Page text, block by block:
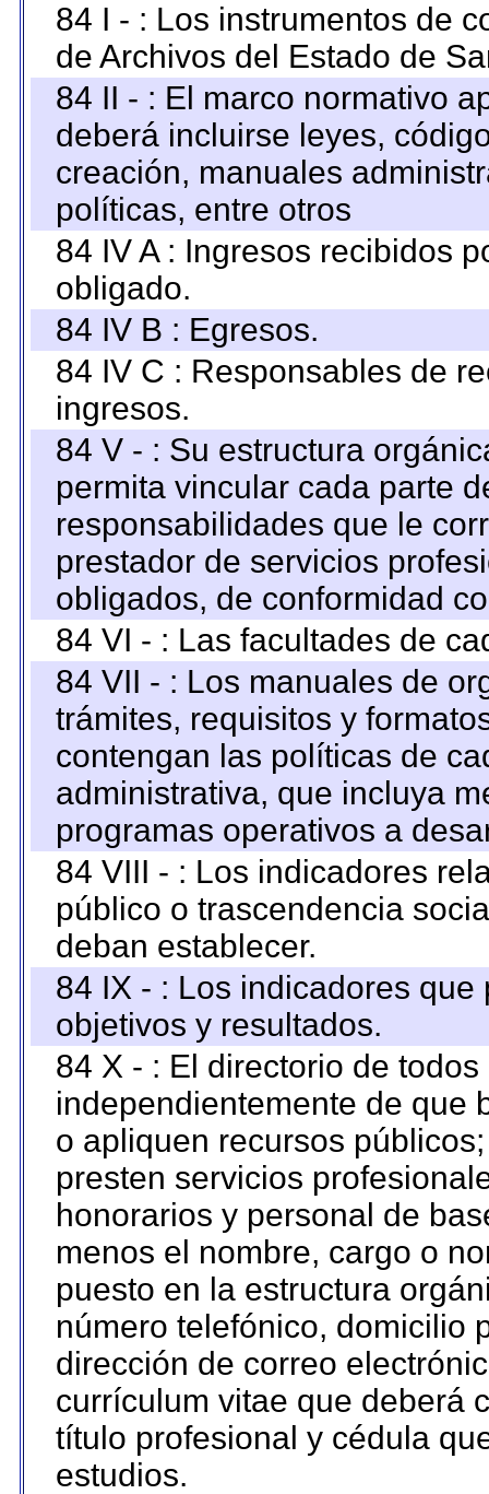
84 I - : Los instrumentos de
de Archivos del Estado de
84 II - : El marco normativo
deberá incluirse leyes,
creación, manuales
políticas, entre otros
84 IV A : Ingresos recibidos
obligado.
84 IV B : Egresos.
84 IV C : Responsables de
ingresos.
84 V - : Su estructura
permita vincular cada parte
responsabilidades que le
prestador de servicios
obligados, de conformidad
84 VI - : Las facultades de
84 VII - : Los manuales de
trámites, requisitos y
contengan las políticas de
administrativa, que incluya
programas operativos a
84 VIII - : Los indicadores
público o trascendencia
deban establecer.
84 IX - : Los indicadores
objetivos y resultados.
84 X - : El directorio de
independientemente de que
o apliquen recursos
presten servicios
honorarios y personal de
menos el nombre, cargo o
puesto en la estructura
número telefónico, domicilio
dirección de correo
currículum vitae que deberá
título profesional y cédula
estudios.